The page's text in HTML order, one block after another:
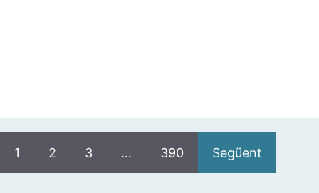
1 2 3 … 390 Següent